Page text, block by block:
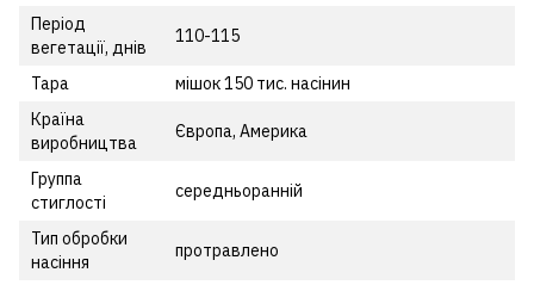
Період
вегетації, днiв
110-115
Тара
мішок 150 тис. насінин
Країна
виробництва
Європа, Америка
Группа
стиглості
середньоранній
Тип обробки
насіння
протравлено